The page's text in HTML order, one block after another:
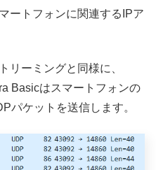
ートフォンに関連するIPア
リーミングと同様に、
Basicはスマートフォンの
パケットを送信します。